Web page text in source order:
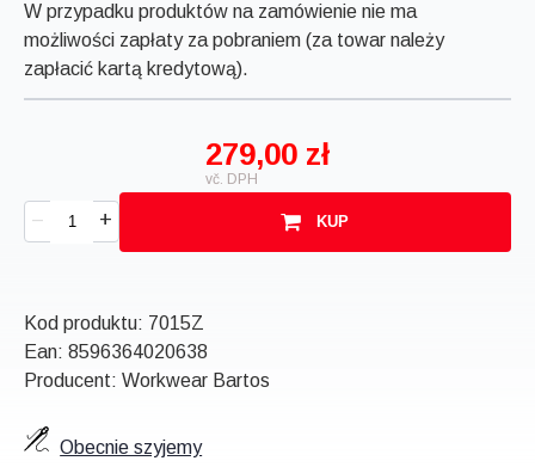
W przypadku produktów na zamówienie nie ma
możliwości zapłaty za pobraniem (za towar należy
zapłacić kartą kredytową).
279,00 zł
vč. DPH
– + KUP
Kod produktu: 7015Z
Ean:8596364020638
Producent: Workwear Bartos
Obecnie szyjemy